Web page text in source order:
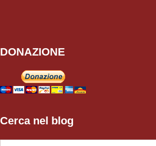
DONAZIONE
Cerca nel blog